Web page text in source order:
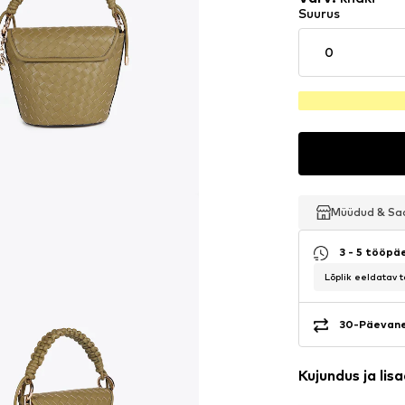
Suurus
0
Müüdud &
Müüdud &
Müüdud &
3 - 5
Lõplik eeldatav
30-
Kujundus ja